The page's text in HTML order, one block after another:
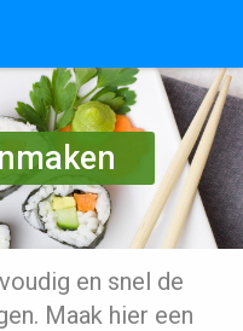
en snel de
Maak hier een